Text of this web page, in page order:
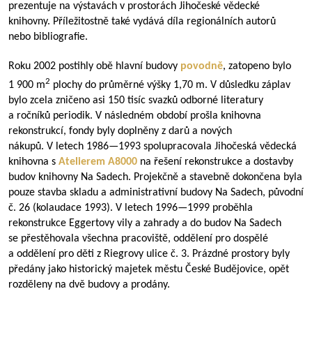
prezentuje na výstavách v prostorách Jihočeské vědecké
knihovny. Příležitostně také vydává díla regionálních autorů
nebo bibliografie.
Roku 2002 postihly obě hlavní budovy povodně, zatopeno bylo
1 900 m2 plochy do průměrné výšky 1,70 m. V důsledku záplav
bylo zcela zničeno asi 150 tisíc svazků odborné literatury
a ročníků periodik. V následném období prošla knihovna
rekonstrukcí, fondy byly doplněny z darů a nových
nákupů. V letech 1986—1993 spolupracovala Jihočeská vědecká
knihovna s Atelierem A8000 na řešení rekonstrukce a dostavby
budov knihovny Na Sadech. Projekčně a stavebně dokončena byla
pouze stavba skladu a administrativní budovy Na Sadech, původní
č. 26 (kolaudace 1993). V letech 1996—1999 proběhla
rekonstrukce Eggertovy vily a zahrady a do budov Na Sadech
se přestěhovala všechna pracoviště, oddělení pro dospělé
a oddělení pro děti z Riegrovy ulice č. 3. Prázdné prostory byly
předány jako historický majetek městu České Budějovice, opět
rozděleny na dvě budovy a prodány.